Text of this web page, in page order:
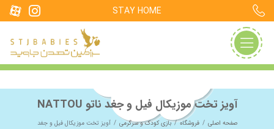
STAY HOME
آویز تخت موزیکال فیل و جغد ناتو NATTOU
صفحه اصلی فروشگاه بازی کودک و سرگرمی آویز تخت موزیکال فیل و جغد